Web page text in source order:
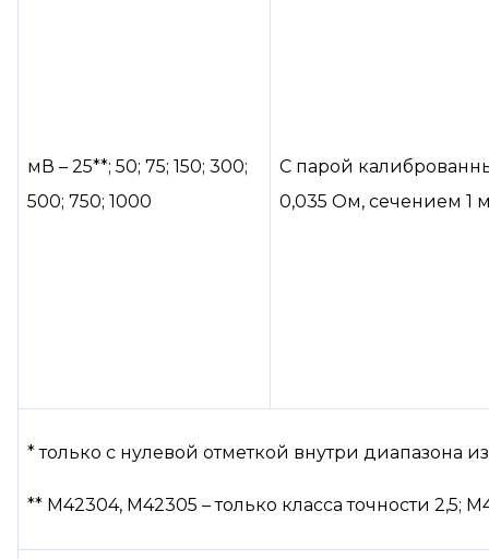
мВ – 25**; 50; 75; 150; 300;
500; 750; 1000
С парой
0,035 Ом, сечением 1
* только с нулевой отметкой внутри диапазона
** М42304, М42305 – только класса точности 2,5;